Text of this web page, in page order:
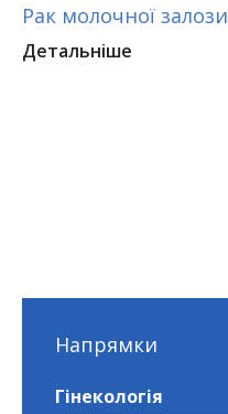
Рак молочної залози
Детальніше
Напрямки
Гінекологія